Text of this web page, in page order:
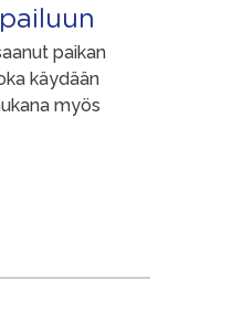
paikan
käydään
myös